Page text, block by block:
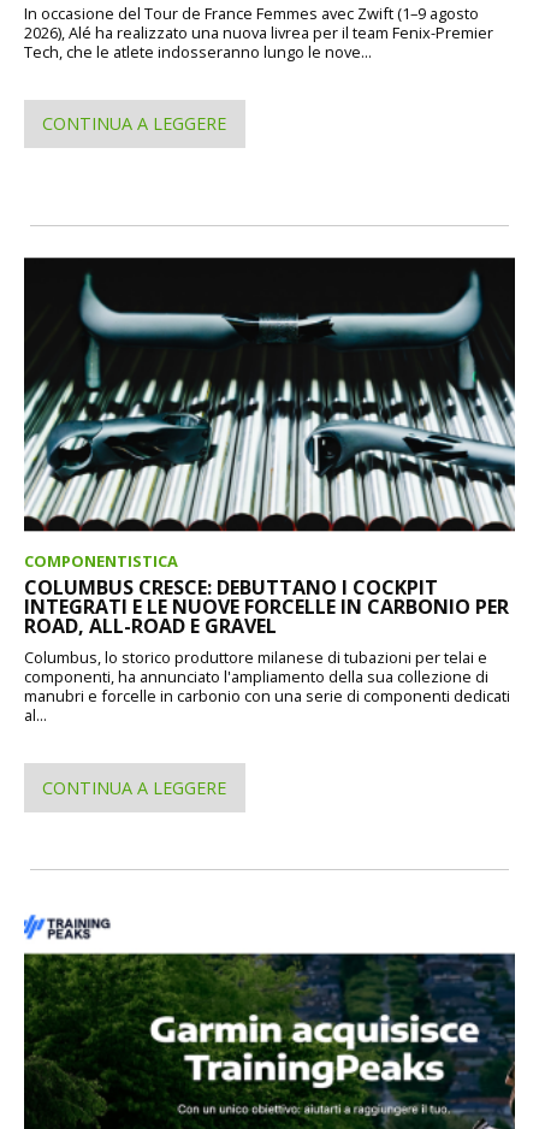
In occasione del Tour de France Femmes avec Zwift (1–9 agosto
2026), Alé ha realizzato una nuova livrea per il team Fenix-Premier
Tech, che le atlete indosseranno lungo le nove...
CONTINUA A LEGGERE
COMPONENTISTICA
COLUMBUS CRESCE: DEBUTTANO I COCKPIT
INTEGRATI E LE NUOVE FORCELLE IN CARBONIO PER
ROAD, ALL-ROAD E GRAVEL
Columbus, lo storico produttore milanese di tubazioni per telai e
componenti, ha annunciato l'ampliamento della sua collezione di
manubri e forcelle in carbonio con una serie di componenti dedicati
al...
CONTINUA A LEGGERE